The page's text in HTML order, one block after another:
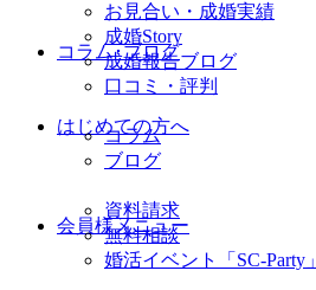
お見合い・成婚実績
成婚Story
成婚報告ブログ
口コミ・評判
コラム･ブログ
コラム
ブログ
はじめての方へ
資料請求
無料相談
婚活イベント「SC-Party」
会員様メニュー